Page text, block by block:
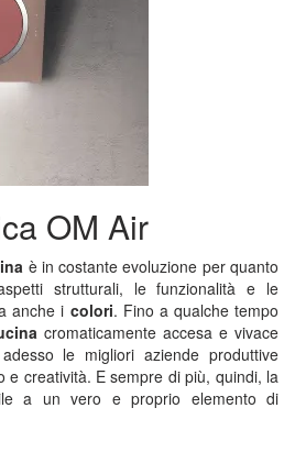
OM Air
è in costante evoluzione per quanto
strutturali, le funzionalità e le
anche i colori. Fino a qualche tempo
cromaticamente accesa e vivace
le migliori aziende produttive
e creatività. E sempre di più, quindi, la
a un vero e proprio elemento di